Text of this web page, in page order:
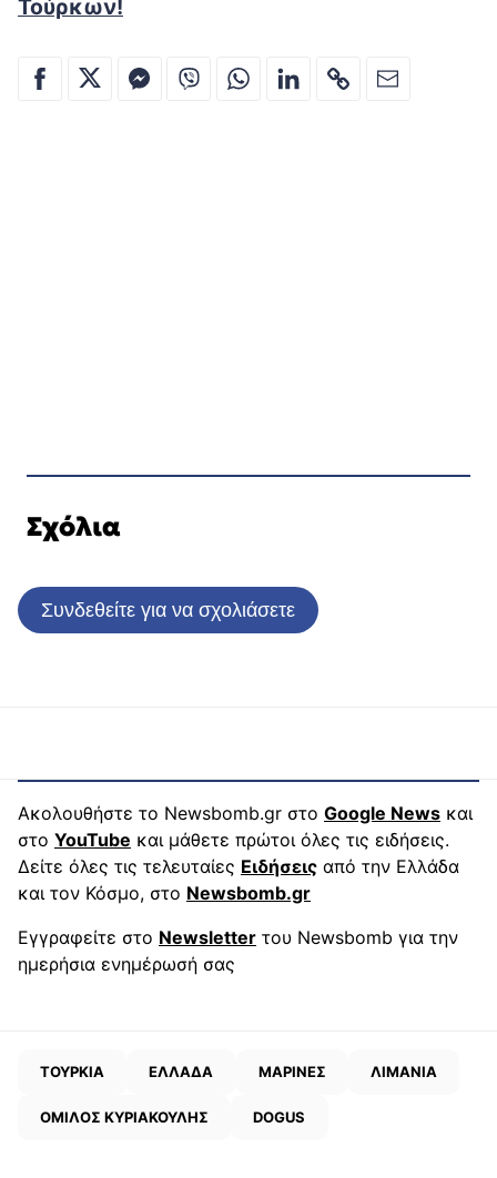
Τούρκων!
Σχόλια
Συνδεθείτε για να σχολιάσετε
Ακολουθήστε το Newsbomb.gr στο Google News και
στο YouTube και μάθετε πρώτοι όλες τις ειδήσεις.
Δείτε όλες τις τελευταίες Ειδήσεις από την Ελλάδα
και τον Κόσμο, στο Newsbomb.gr
Εγγραφείτε στο Newsletter του Newsbomb για την
ημερήσια ενημέρωσή σας
ΤΟΥΡΚΙΑ ΕΛΛΑΔΑ ΜΑΡΙΝΕΣ ΛΙΜΑΝΙΑ
ΟΜΙΛΟΣ ΚΥΡΙΑΚΟΥΛΗΣ DOGUS